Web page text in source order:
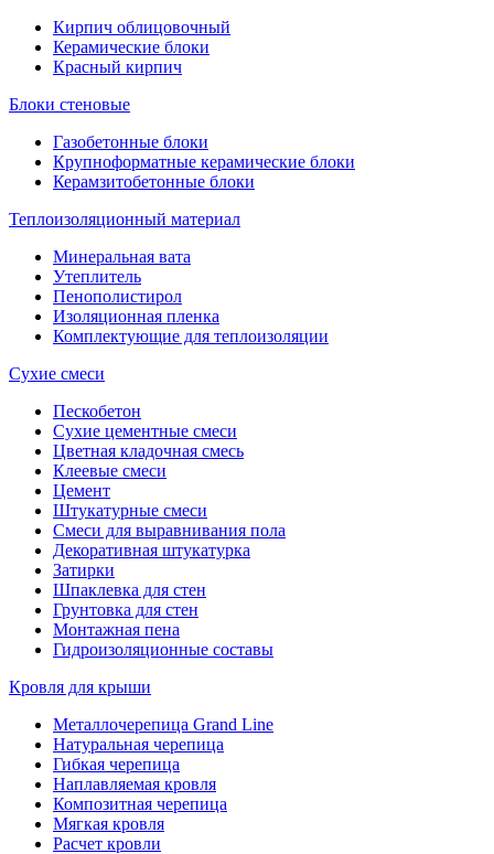
Кирпич облицовочный
Керамические блоки
Красный кирпич
Блоки стеновые
Газобетонные блоки
Крупноформатные керамические блоки
Керамзитобетонные блоки
Теплоизоляционный материал
Минеральная вата
Утеплитель
Пенополистирол
Изоляционная пленка
Комплектующие для теплоизоляции
Сухие смеси
Пескобетон
Сухие цементные смеси
Цветная кладочная смесь
Клеевые смеси
Цемент
Штукатурные смеси
Смеси для выравнивания пола
Декоративная штукатурка
Затирки
Шпаклевка для стен
Грунтовка для стен
Монтажная пена
Гидроизоляционные составы
Кровля для крыши
Металлочерепица Grand Line
Натуральная черепица
Гибкая черепица
Наплавляемая кровля
Композитная черепица
Мягкая кровля
Расчет кровли